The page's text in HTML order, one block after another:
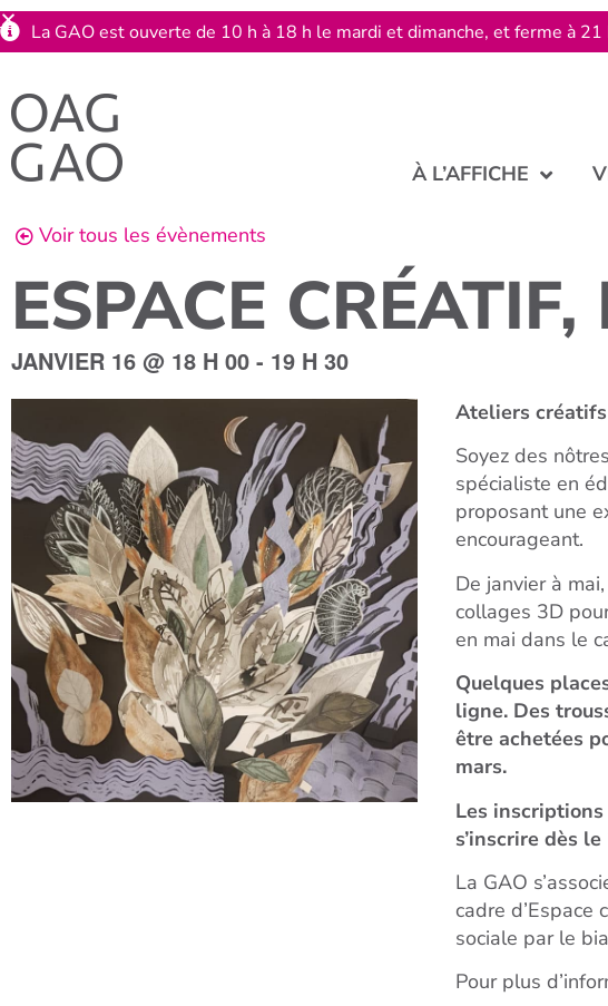
À L’AFFICHE
Voir tous les évènements
ESPACE
JANVIER 16 @ 18 H 00 - 19 H 30
Ateliers
Soyez des
spécialiste en
proposant une
encourageant.
De janvier à
collages 3D
en mai dans le
Quelques
ligne. Des
être achetées
mars.
Les
s’inscrire dès
La GAO
cadre d’Espace
sociale par le
Pour plus
La GAO est ouverte de 10 h à 18 h le mardi et dimanche, et ferme à